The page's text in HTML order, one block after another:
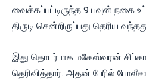
வைக்கப்பட்டிருந்த 9 பவுன் நகை
திருடி சென்றிருப்பது தெரிய
இது தொடர்பாக மகேஸ்வரன்
தெரிவித்தார். அதன் பேரில்